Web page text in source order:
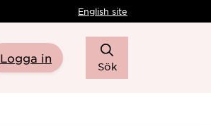
English site
Logga in
Sök